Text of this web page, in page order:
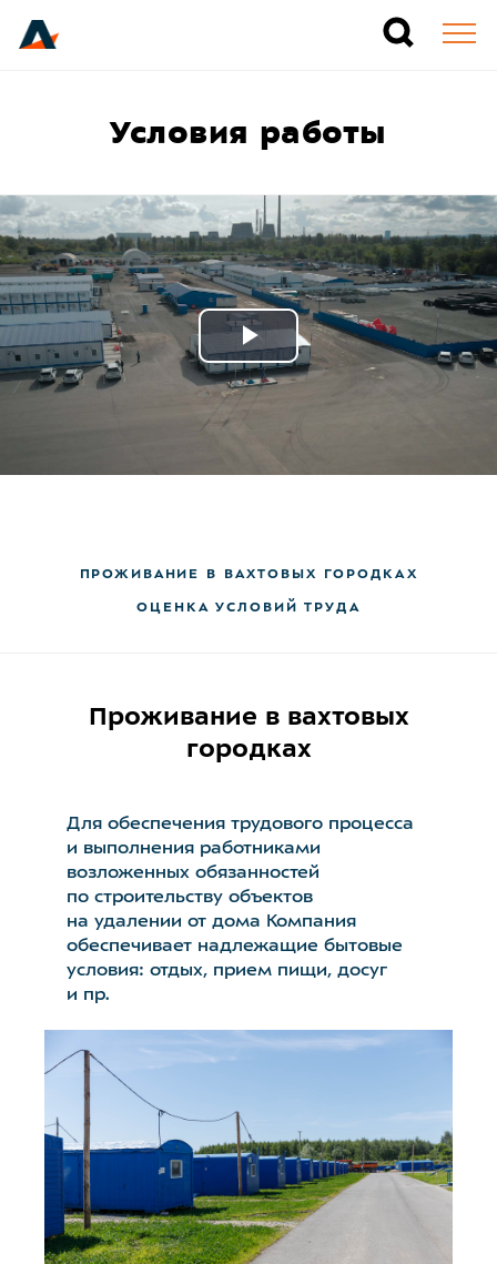
Условия работы
Play
ПРОЖИВАНИЕ В ВАХТОВЫХ ГОРОДКАХ
ОЦЕНКА УСЛОВИЙ ТРУДА
Проживание в вахтовых
городках
Для обеспечения трудового процесса
и выполнения работниками
возложенных обязанностей
по строительству объектов
на удалении от дома Компания
обеспечивает надлежащие бытовые
условия: отдых, прием пищи, досуг
и пр.